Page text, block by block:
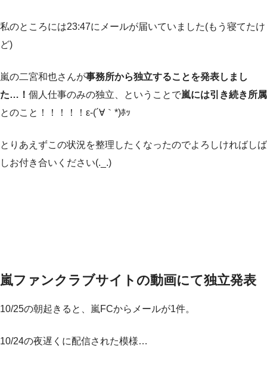
私のところには23:47にメールが届いていました(もう寝てたけ
ど)
嵐の二宮和也さんが事務所から独立することを発表しまし
た…！ 個人仕事のみの独立、ということで嵐には引き続き所属
とのこと！！！！！ε-(´∀｀*)ﾎｯ
とりあえずこの状況を整理したくなったのでよろしければしば
しお付き合いください(._.)
嵐ファンクラブサイトの動画にて独立発表
10/25の朝起きると、嵐FCからメールが1件。
10/24の夜遅くに配信された模様…